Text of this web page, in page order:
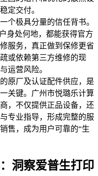
定交付。
个极具分量的信任背书。
身处何地，都能获得官方
服务，真正做到保修更省
或依赖第三方维修的现
运营风险。
原厂及认证配件供应，是
关键。广州市悦璐乐计算
，不仅提供正品设备，还
专业指导，形成完整的服
售，成为用户可靠的“生
洞察爱普生打印